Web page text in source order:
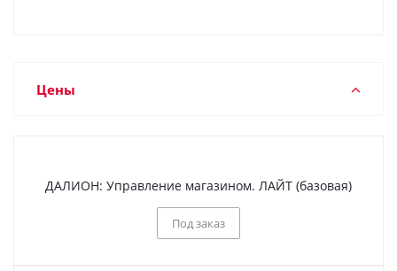
Цены
ДАЛИОН: Управление магазином. ЛАЙТ (базовая)
Под заказ